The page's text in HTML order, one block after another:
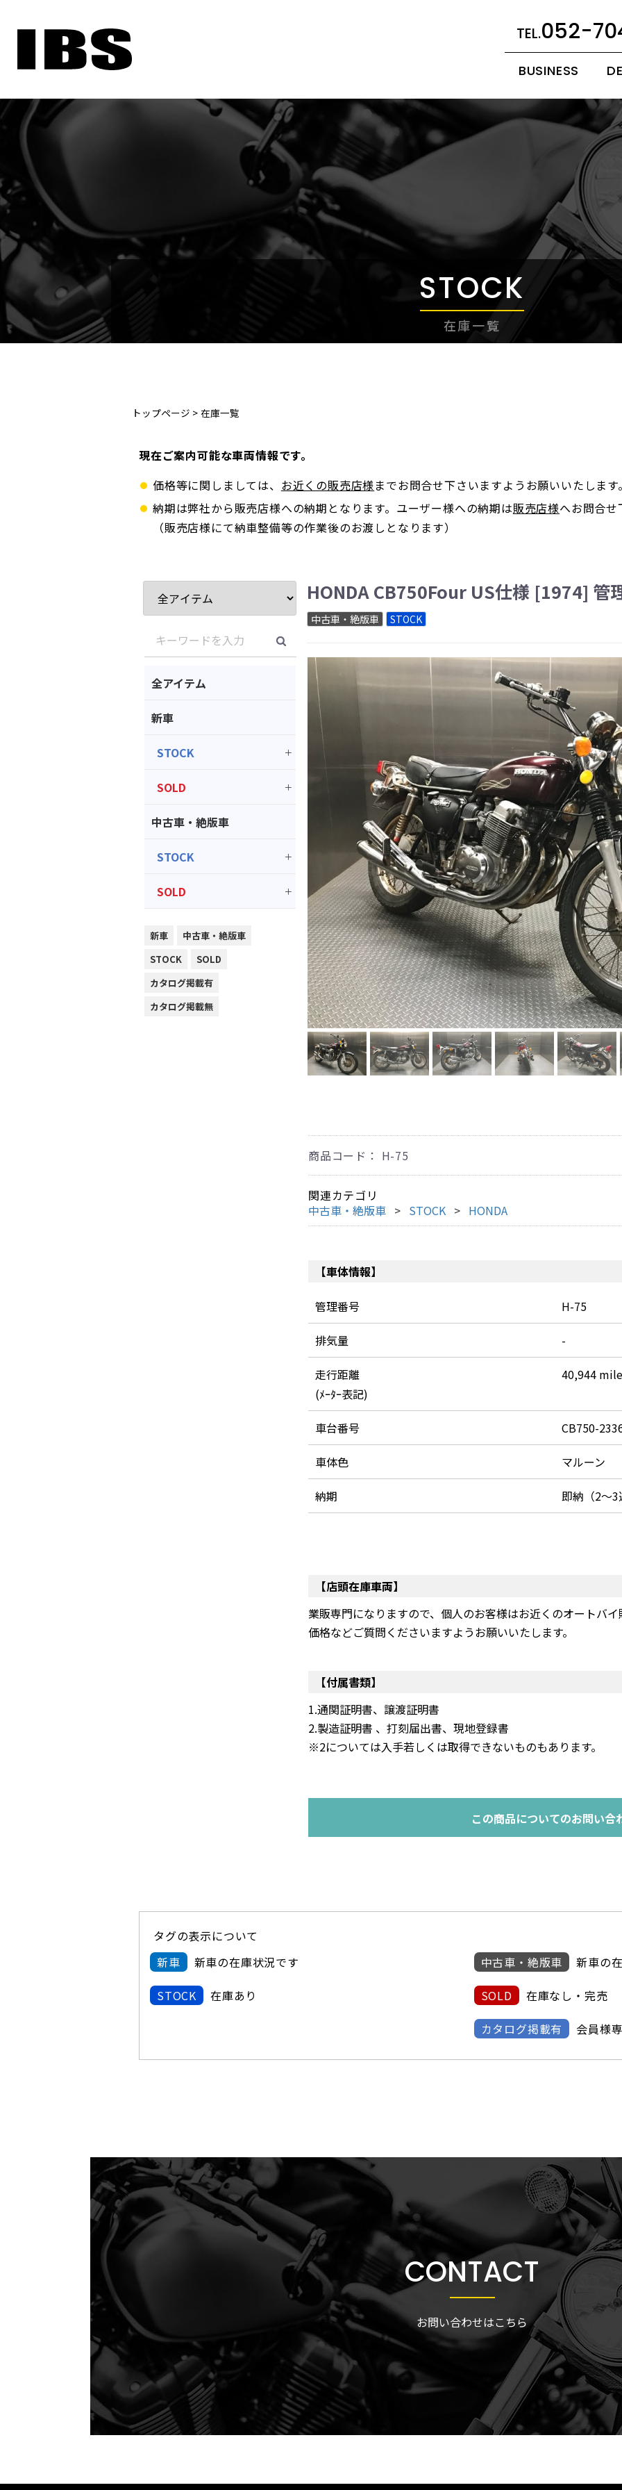
STOCK
在庫一覧
トップページ > 在庫一覧
現在ご案内可能な車両情報です。
価格等に関しましては、 お近くの販売店様までお問合せ下さいますようお願いいたします。
納期は弊社から販売店様への納期となります。ユーザー様への納期は販売店様へお問合せ
（販売店様にて納車整備等の作業後のお渡しとなります）
全アイテム
新車
STOCK
SOLD
中古車・絶版車
STOCK
SOLD
新車
中古車・絶版車
STOCK
SOLD
カタログ掲載有
カタログ掲載無
HONDA CB750Four US仕様 [1974] 管
中古車・絶版車 STOCK
商品コード： H-75
関連カテゴリ
中古車・絶版車
STOCK HONDA
【車体情報】
管理番号 H-75
排気量 -
走行距離
(ﾒｰﾀｰ表記)
40,944 mile
車台番号 CB750-
車体色 マルーン
納期 即納（2～3
【店頭在庫車両】
業販専門になりますので、個人のお客様はお近くのオートバイ
価格などご質問くださいますようお願いいたします。
【付属書類】
1.通関証明書、譲渡証明書
2.製造証明書 、打刻届出書、現地登録書
※2については入手若しくは取得できないものもあります。
この商品についてのお問い合
タグの表示について
新車
新車の在庫状況です 中古車・絶版車
新車の
STOCK
在庫あり SOLD
在庫なし・完売
カタログ掲載有
会員様
CONTACT
お問い合わせはこちら
052-
BUSINESS